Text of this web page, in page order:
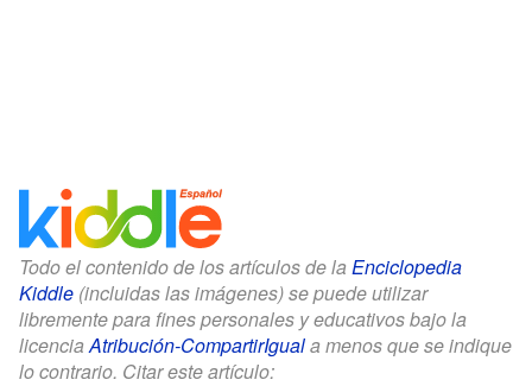
Todo el contenido de los artículos de la Enciclopedia
Kiddle (incluidas las imágenes) se puede utilizar
libremente para fines personales y educativos bajo la
licenciaAtribución-CompartirIguala menos que se indique
lo contrario. Citar este artículo: